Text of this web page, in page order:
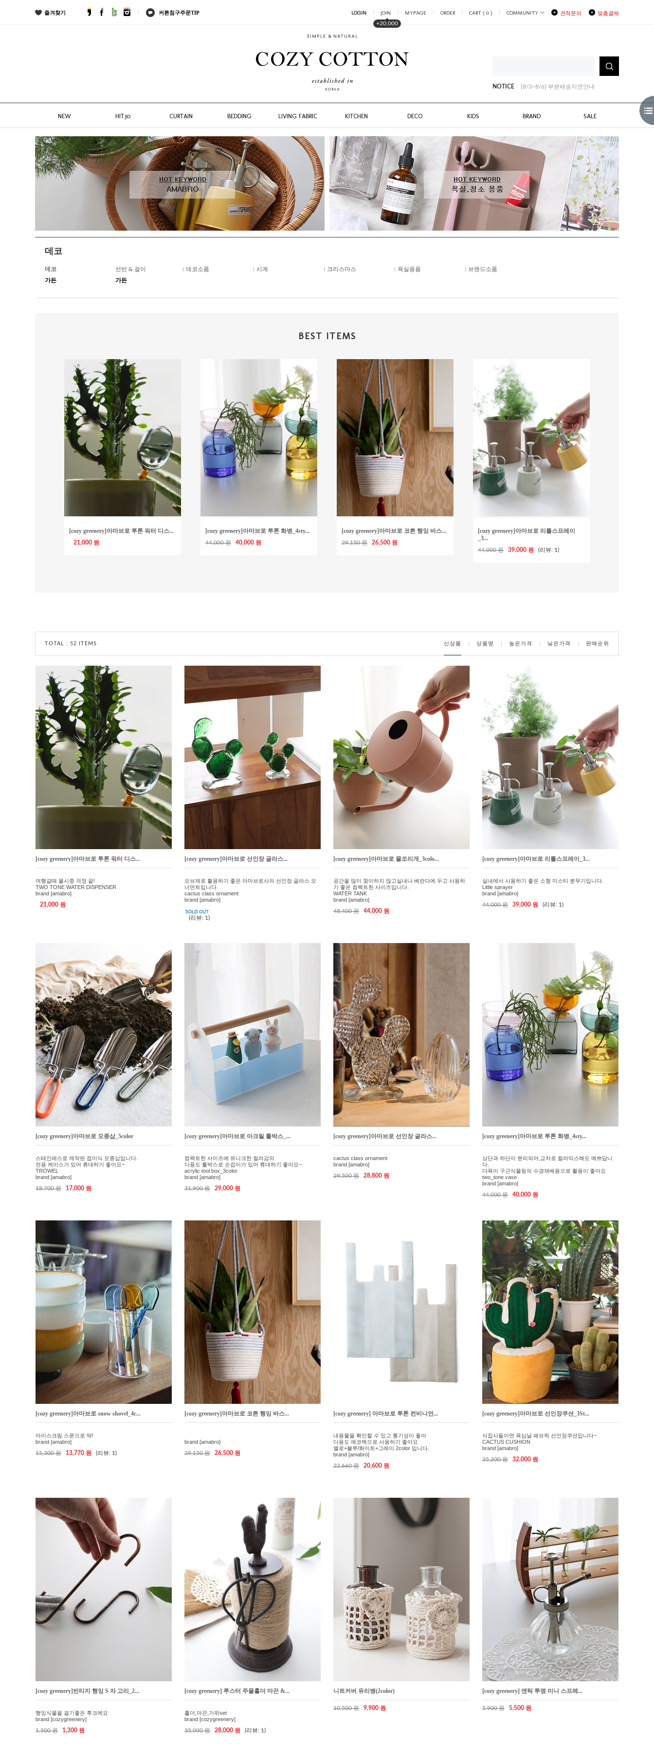
즐겨찾기 커튼침구주문TIP LOGIN JOIN
+20,000
MYPAGE ORDER CART ( 0 ) COMMUNITY 견적문의 맞춤결제
NOTICE
[8/3~8/6] 부분배송지연안내
NEW HIT30 CURTAIN BEDDING LIVING FABRIC KITCHEN DECO KIDS BRAND SALE
데코
데코 선반 & 걸이 데코소품 시계 크리스마스 욕실용품
브랜드소품
가든
가든
BEST ITEMS
[cozy greenery]아마브로 투톤 워터 디스...
21,000 원
[cozy greenery]아마브로 투톤 화병_4sty...
44,000 원 40,000 원
[cozy greenery]아마브로 코튼 행잉 바스...
29,150 원 26,500 원
[cozy greenery]아마브로 리틀스프레이
_3...
44,000 원 39,000 원 (리뷰: 1)
TOTAL : 52 ITEMS 신상품 상품명 높은가격 낮은가격 판매순위
[cozy greenery]아마브로 투톤 워터 디스...
여행갈때 물시중 걱정 끝!
TWO TONE WATER DISPENSER
brand [amabro]
21,000 원
[cozy greenery]아마브로 선인장 글라스...
오브제로 활용하기 좋은 아마브로사의 선인장 글라스 오
너먼트입니다.
cactus class ornament
brand [amabro]
(리뷰: 1)
[cozy greenery]아마브로 물조리개_3colo...
공간을 많이 찾이하지 않고실내나 베란다에 두고 사용하
기 좋은 컴펙트한 사이즈입니다.
WATER TANK
brand [amabro]
48,400 원
44,000 원
[cozy greenery]아마브로 리틀스프레이_3...
실내에서 사용하기 좋은 소형 미스티 분무기입니다.
Little sprayer
brand [amabro]
44,000 원
39,000 원 (리뷰: 1)
[cozy greenery]아마브로 모종삽_5color
스테인레스로 제작된 접이식 모종삽입니다.
전용 케이스가 있어 휴대하기 좋아요~
TROWEL
brand [amabro]
18,700 원
17,000 원
[cozy greenery]아마브로 아크릴 툴박스_...
컴팩트한 사이즈에 유니크한 컬러감의
다용도 툴박스로 손잡이가 있어 휴대하기 좋아요~
acrylic tool box_3color
brand [amabro]
31,900 원
29,000 원
[cozy greenery]아마브로 선인장 글라스...
cactus class ornament
brand [amabro]
29,500 원
28,800 원
[cozy greenery]아마브로 투톤 화병_4sty...
상단과 하단이 분리되어,교차로 컬러믹스해도 예쁘답니
다.
다육이 구근식물등의 수경재배용으로 활용이 좋아요
two_tone vase
brand [amabro]
44,000 원
40,000 원
[cozy greenery]아마브로 snow shovel_4c...
아이스크림 스푼으로 딱!
brand [amabro]
15,300 원
13,770 원 (리뷰: 1)
[cozy greenery]아마브로 코튼 행잉 바스...
brand [amabro]
29,150 원
26,500 원
[cozy greenery] 아마브로 투톤 컨비니언...
내용물을 확인할 수 있고 통기성이 좋아
다용도 에코백으로 사용하기 좋아요
옐로+블루/화이트+그레이 2color 입니다.
brand [amabro]
22,660 원
20,600 원
[cozy greenery]아마브로 선인장쿠션_3St...
식집사들이면 욕심날 패브릭 선인장쿠션입니다~
CACTUS CUSHION
brand [amabro]
35,200 원
32,000 원
[cozy greenery]빈티지 행잉 S 자 고리_2...
행잉식물을 걸기좋은 후크에요
brand [cozygreenery]
1,500 원
1,300 원
[cozy greenery] 루스터 주물홀더 마끈 &...
홀더,마끈,가위set
brand [cozygreenery]
35,000 원
28,000 원 (리뷰: 1)
니트커버 유리병(2color)
10,500 원 9,900 원
[cozy greenery] 앤틱 투명 미니 스프레...
5,900 원 5,500 원